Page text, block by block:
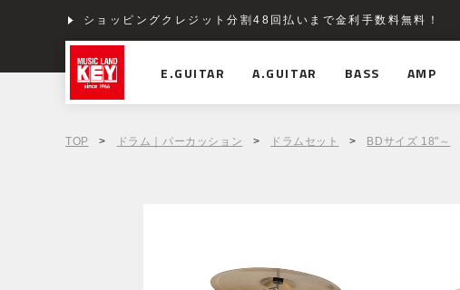
ショッピングクレジット分割48回払いまで金利手数料無料！
E.GUITAR A.GUITAR BASS AMP
TOP > ドラム｜パーカッション > ドラムセット > BDサイズ 18"～